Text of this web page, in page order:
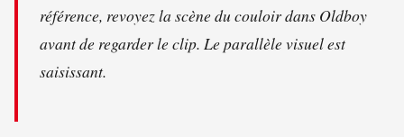
référence, revoyez la scène du couloir dans Oldboy
avant de regarder le clip. Le parallèle visuel est
saisissant.